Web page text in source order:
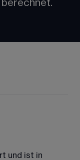
und ist in